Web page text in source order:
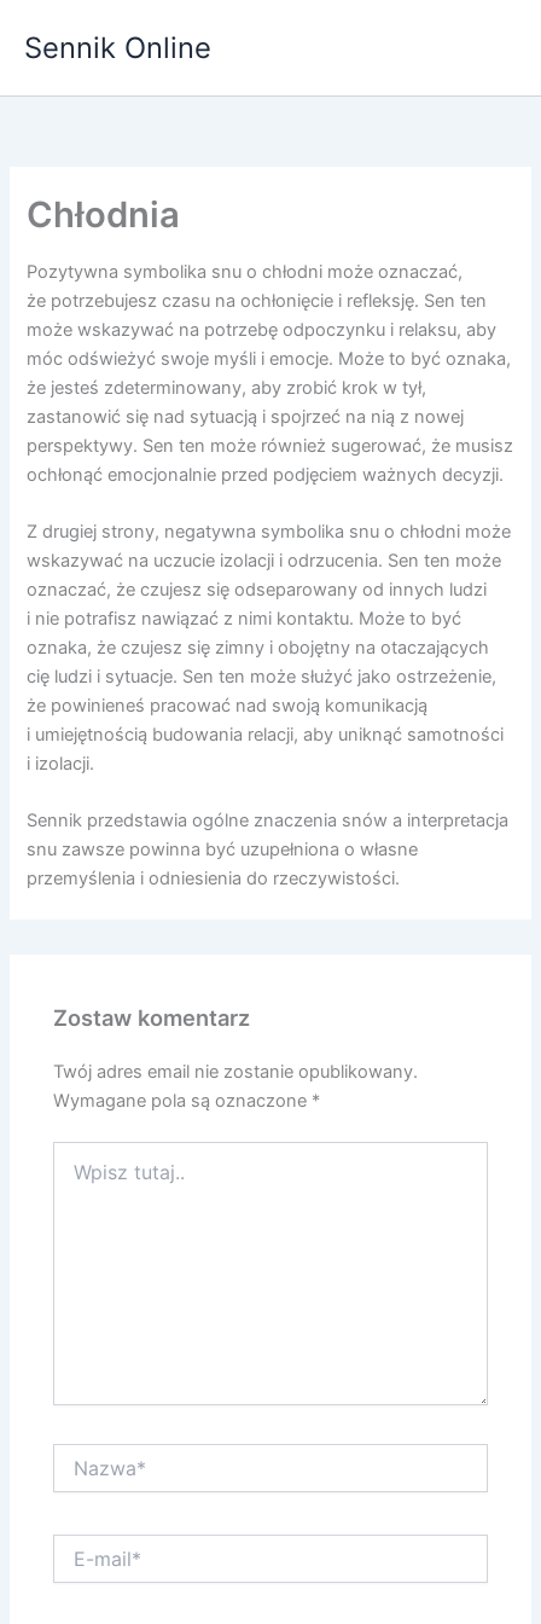
Sennik Online
Chłodnia
Pozytywna symbolika snu o chłodni może oznaczać,
że potrzebujesz czasu na ochłonięcie i refleksję. Sen ten
może wskazywać na potrzebę odpoczynku i relaksu, aby
móc odświeżyć swoje myśli i emocje. Może to być oznaka,
że jesteś zdeterminowany, aby zrobić krok w tył,
zastanowić się nad sytuacją i spojrzeć na nią z nowej
perspektywy. Sen ten może również sugerować, że musisz
ochłonąć emocjonalnie przed podjęciem ważnych decyzji.
Z drugiej strony, negatywna symbolika snu o chłodni może
wskazywać na uczucie izolacji i odrzucenia. Sen ten może
oznaczać, że czujesz się odseparowany od innych ludzi
i nie potrafisz nawiązać z nimi kontaktu. Może to być
oznaka, że czujesz się zimny i obojętny na otaczających
cię ludzi i sytuacje. Sen ten może służyć jako ostrzeżenie,
że powinieneś pracować nad swoją komunikacją
i umiejętnością budowania relacji, aby uniknąć samotności
i izolacji.
Sennik przedstawia ogólne znaczenia snów a interpretacja
snu zawsze powinna być uzupełniona o własne
przemyślenia i odniesienia do rzeczywistości.
Zostaw komentarz
Twój adres email nie zostanie opublikowany.
Wymagane pola są oznaczone *
tutaj..
mail*